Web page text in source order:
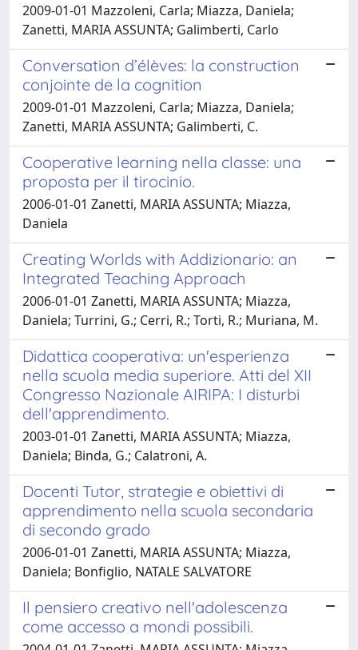
2009-01-01 Mazzoleni, Carla; Miazza, Daniela;
Zanetti, MARIA ASSUNTA; Galimberti, Carlo
Conversation d’élèves: la construction
conjointe de la cognition
2009-01-01 Mazzoleni, Carla; Miazza, Daniela;
Zanetti, MARIA ASSUNTA; Galimberti, C.
Cooperative learning nella classe: una
proposta per il tirocinio.
2006-01-01 Zanetti, MARIA ASSUNTA; Miazza,
Daniela
Creating Worlds with Addizionario: an
Integrated Teaching Approach
2006-01-01 Zanetti, MARIA ASSUNTA; Miazza,
Daniela; Turrini, G.; Cerri, R.; Torti, R.; Muriana, M.
Didattica cooperativa: un'esperienza
nella scuola media superiore. Atti del XII
Congresso Nazionale AIRIPA: I disturbi
dell'apprendimento.
2003-01-01 Zanetti, MARIA ASSUNTA; Miazza,
Daniela; Binda, G.; Calatroni, A.
Docenti Tutor, strategie e obiettivi di
apprendimento nella scuola secondaria
di secondo grado
2006-01-01 Zanetti, MARIA ASSUNTA; Miazza,
Daniela; Bonfiglio, NATALE SALVATORE
Il pensiero creativo nell'adolescenza
come accesso a mondi possibili.